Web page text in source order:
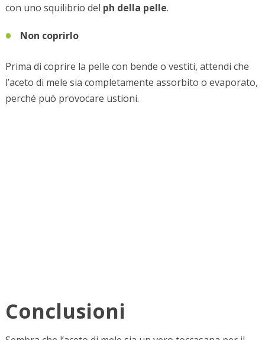
con uno squilibrio del ph della pelle.
Non coprirlo
Prima di coprire la pelle con bende o vestiti, attendi che
l’aceto di mele sia completamente assorbito o evaporato,
perché può provocare ustioni.
Conclusioni